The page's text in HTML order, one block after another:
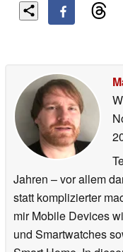
Jahren – vor allem
statt komplizierter
mir Mobile Devices
und Smartwatches